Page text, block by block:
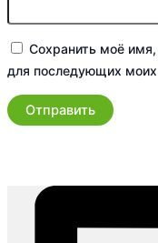
Сохранить моё
для последующих